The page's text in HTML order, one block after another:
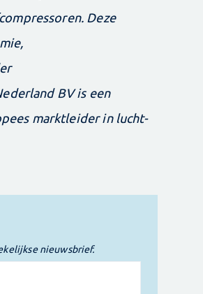
Deze
BV is een
marktleider in lucht-
nieuwsbrief.